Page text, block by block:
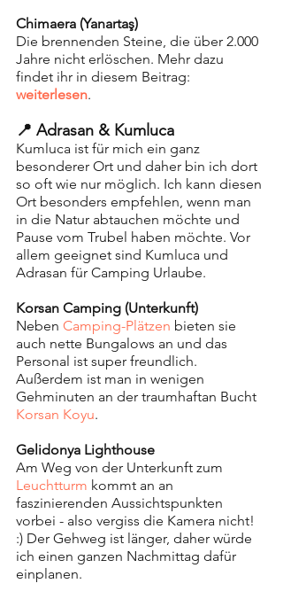
Chimaera (Yanartaş)
Die brennenden Steine, die über 2.000
Jahre nicht erlöschen. Mehr dazu
findet ihr in diesem Beitrag:
weiterlesen.
📍 Adrasan & Kumluca
Kumluca ist für mich ein ganz
besonderer Ort und daher bin ich dort
so oft wie nur möglich. Ich kann diesen
Ort besonders empfehlen, wenn man
in die Natur abtauchen möchte und
Pause vom Trubel haben möchte. Vor
allem geeignet sind Kumluca und
Adrasan für Camping Urlaube.
Korsan Camping (Unterkunft)
Neben Camping-Plätzen bieten sie
auch nette Bungalows an und das
Personal ist super freundlich.
Außerdem ist man in wenigen
Gehminuten an der traumhaftan Bucht
Korsan Koyu.
Gelidonya Lighthouse
Am Weg von der Unterkunft zum
Leuchtturm kommt an an
faszinierenden Aussichtspunkten
vorbei - also vergiss die Kamera nicht!
:) Der Gehweg ist länger, daher würde
ich einen ganzen Nachmittag dafür
einplanen.